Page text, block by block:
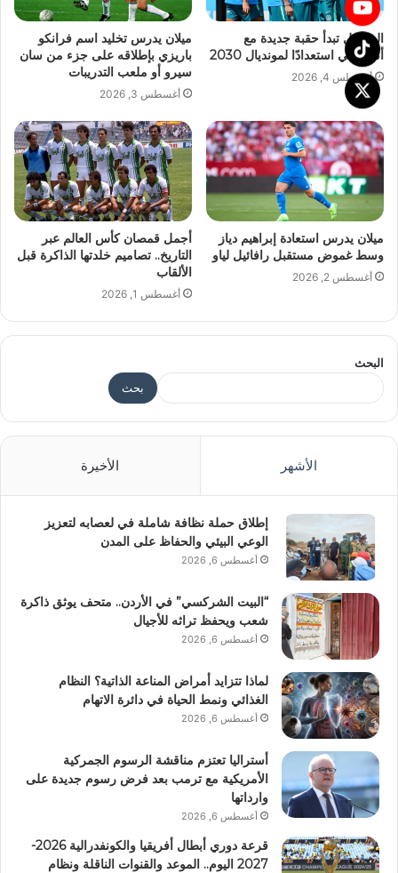
البرازيل تبدأ حقبة جديدة مع
أنشيلوتي استعدادًا لمونديال 2030
أغسطس 4, 2026
ميلان يدرس تخليد اسم فرانكو
باريزي بإطلاقه على جزء من سان
سيرو أو ملعب التدريبات
أغسطس 3, 2026
ميلان يدرس استعادة إبراهيم دياز
وسط غموض مستقبل رافائيل لياو
أغسطس 2, 2026
أجمل قمصان كأس العالم عبر
التاريخ.. تصاميم خلدتها الذاكرة قبل
الألقاب
أغسطس 1, 2026
البحث
بحث
الأشهر الأخيرة
إطلاق حملة نظافة شاملة في لعصابه لتعزيز
الوعي البيئي والحفاظ على المدن
أغسطس 6, 2026
“البيت الشركسي” في الأردن.. متحف يوثق ذاكرة
شعب ويحفظ تراثه للأجيال
أغسطس 6, 2026
لماذا تتزايد أمراض المناعة الذاتية؟ النظام
الغذائي ونمط الحياة في دائرة الاتهام
أغسطس 6, 2026
أستراليا تعتزم مناقشة الرسوم الجمركية
الأمريكية مع ترمب بعد فرض رسوم جديدة على
وارداتها
أغسطس 6, 2026
قرعة دوري أبطال أفريقيا والكونفدرالية 2026-
2027 اليوم.. الموعد والقنوات الناقلة ونظام